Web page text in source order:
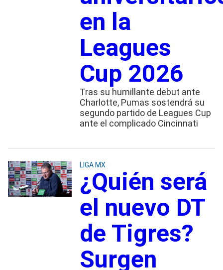
en la
Leagues
Cup 2026
Tras su humillante debut ante
Charlotte, Pumas sostendrá su
segundo partido de Leagues Cup
ante el complicado Cincinnati
LIGA MX
¿Quién será
el nuevo DT
de Tigres?
Surgen